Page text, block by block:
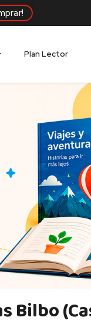
Plan Lector
Bilbo